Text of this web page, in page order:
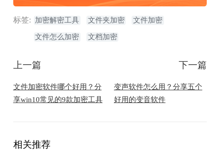
标签: 加密解密工具 文件夹加密 文件加密
文件怎么加密 文档加密
上一篇
文件加密软件哪个好用？分
享win10常见的9款加密工具
下一篇
变声软件怎么用？分享五个
好用的变音软件
相关推荐